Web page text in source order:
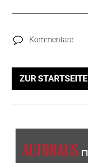
Kommentare
ZUR STARTSEITE